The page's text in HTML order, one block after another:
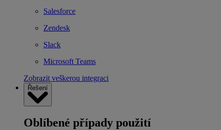
Salesforce
Zendesk
Slack
Microsoft Teams
Zobrazit veškerou integraci
Řešení
Oblíbené případy použití